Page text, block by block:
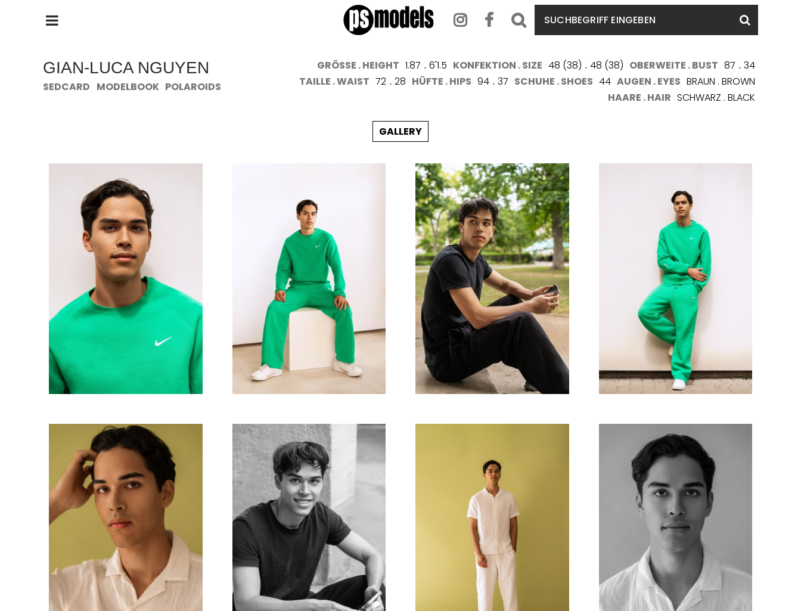
EINGEBEN
HAUPTMENÜ
GIAN-LUCA NGUYEN
SEDCARD MODELBOOK POLAROIDS
GRÖSSE . HEIGHT 1.87 . 6'1.5 KONFEKTION . SIZE 48 (38) . 48 (38) OBERWEITE . BUST 87 . 34
TAILLE . WAIST 72 . 28 HÜFTE . HIPS 94 . 37 SCHUHE . SHOES 44 AUGEN . EYES BRAUN . BROWN
HAARE . HAIR SCHWARZ . BLACK
GALLERY